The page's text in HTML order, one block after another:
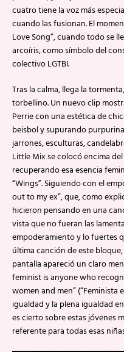
cuatro tiene la voz más
cuando las fusionan. El
Love Song”, cuando todo se
arcoíris, como símbolo del
colectivo LGTBI.
Tras la calma, llega la
torbellino. Un nuevo clip
Perrie con una estética de
beisbol y supurando
jarrones, esculturas,
Little Mix se colocó encima
recuperando esa esencia
“Wings”. Siguiendo con el
out to my ex”, que, como
hicieron pensando en una
vista que no fueran las
empoderamiento y lo fuertes
última canción de este bloque,
pantalla apareció un claro
feminist is anyone who
women and men” (“Feminista
igualdad y la plena igualdad
es cierto sobre estas jóvenes
referente para todas esas